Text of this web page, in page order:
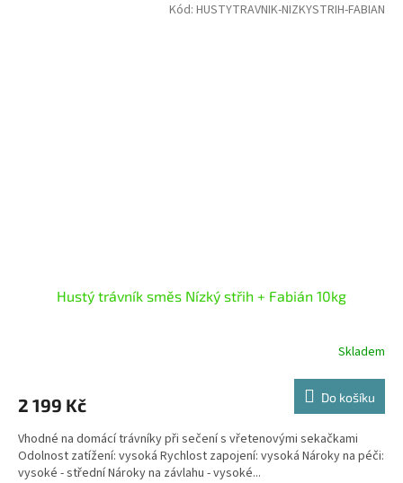
Hustý trávník směs Nízký střih + Fabián 10kg
Skladem
2 199 Kč Do košíku
Vhodné na domácí trávníky při sečení s vřetenovými sekačkami
Odolnost zatížení: vysoká Rychlost zapojení: vysoká Nároky na péči:
vysoké - střední Nároky na závlahu - vysoké...
Kód: HUSTYTRAVNIK-NIZKYSTRIH-FABIAN